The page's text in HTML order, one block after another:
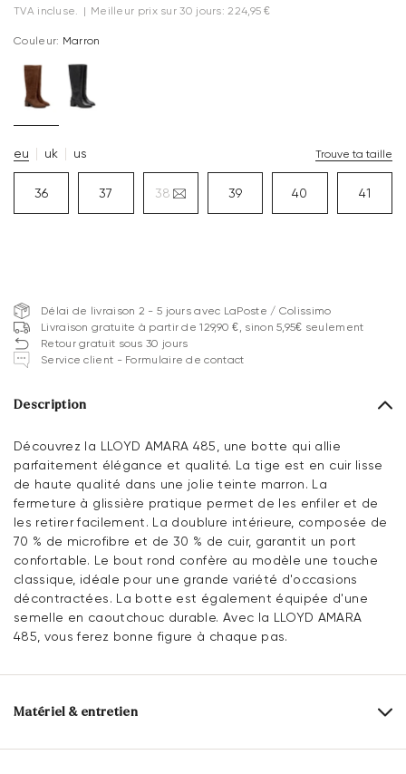
TVA incluse. | Meilleur prix sur 30 jours: 224,95 €
Couleur: Marron
eu uk us Trouve ta taille
36 37 38 39 40 41
Délai de livraison 2 - 5 jours avec LaPoste / Colissimo
Livraison gratuite à partir de 129,90 €, sinon 5,95€ seulement
Retour gratuit sous 30 jours
Service client - Formulaire de contact
Description
Découvrez la LLOYD AMARA 485, une botte qui allie
parfaitement élégance et qualité. La tige est en cuir lisse
de haute qualité dans une jolie teinte marron. La
fermeture à glissière pratique permet de les enfiler et de
les retirer facilement. La doublure intérieure, composée de
70 % de microfibre et de 30 % de cuir, garantit un port
confortable. Le bout rond confère au modèle une touche
classique, idéale pour une grande variété d'occasions
décontractées. La botte est également équipée d'une
semelle en caoutchouc durable. Avec la LLOYD AMARA
485, vous ferez bonne figure à chaque pas.
Matériel & entretien
Taille de production:
Les grands noms de